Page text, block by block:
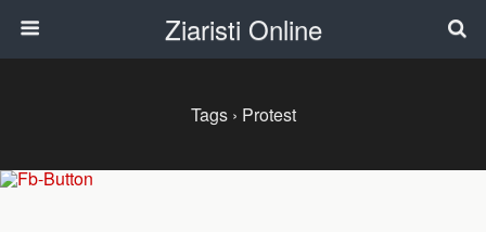
Ziaristi Online
Tags › Protest